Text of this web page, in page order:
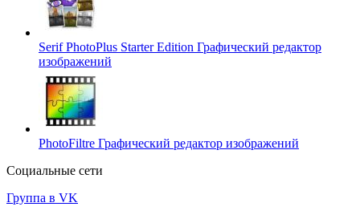
Serif PhotoPlus Starter Edition Графический редактор
изображений
PhotoFiltre Графический редактор изображений
Социальные сети
Группа в VK